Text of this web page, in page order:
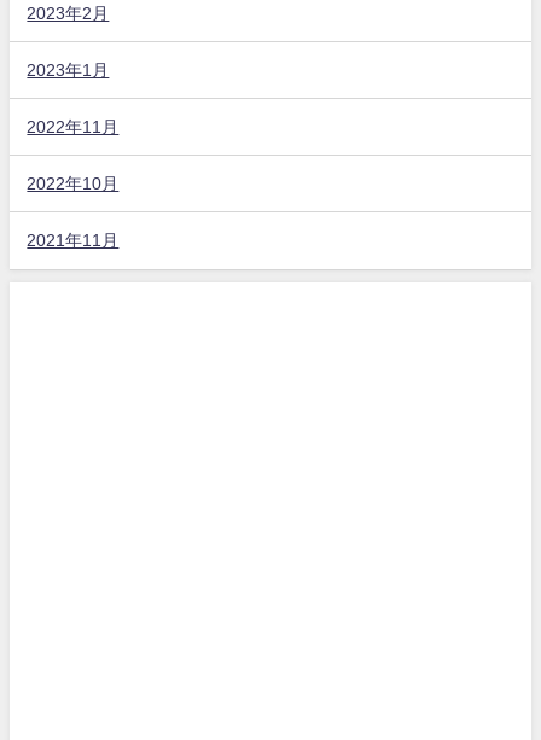
2023年2月
2023年1月
2022年11月
2022年10月
2021年11月